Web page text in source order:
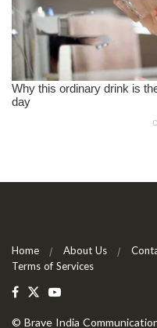
Home About Us
Terms of Services
© Brave India